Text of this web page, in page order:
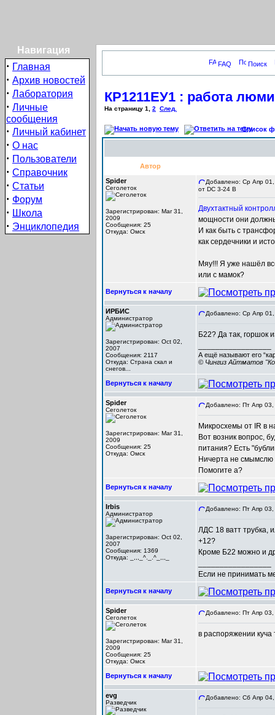
Навигация
· Главная
· Архив новостей
· Лаборатория
· Личные
сообщения
· Личный кабинет
· О нас
· Пользователи
· Справочник
· Статьи
· Форум
· Школа
· Энциклопедия
FAQ Поиск
КР1211ЕУ1 : работа
На страницу 1 2 След.
Список
Автор
Spider
Сеголеток
Зарегистрирован: Mar 31,
2009
Сообщения: 25
Откуда: Омск
Добавлено: Ср Апр
от DC 3-24 В
Двухтактный
мощности они
И как быть с
как сердечники и
Мяу!!! Я уже нашёл
или с мамок?
Вернуться к началу
ИРБИС
Администратор
Зарегистрирован: Oct 02,
2007
Сообщения: 2117
Откуда: Cтрана скал и
снегов...
Добавлено: Ср Апр
Б22? Да так, горшок
А ещё называют его
© Чингиз Айтматов
Вернуться к началу
Spider
Сеголеток
Зарегистрирован: Mar 31,
2009
Сообщения: 25
Откуда: Омск
Добавлено: Пт Апр
Микросхемы от IR в
Вот возник вопрос,
питания? Есть
Ничерта не смымслю
Помогите а?
Вернуться к началу
Irbis
Администратор
Зарегистрирован: Oct 02,
2007
Сообщения: 1369
Откуда: _,,,_^._.^_,,,_
Добавлено: Пт Апр
ЛДС 18 ватт трубка,
+12?
Кроме Б22 можно и
Если не принимать
Вернуться к началу
Spider
Сеголеток
Зарегистрирован: Mar 31,
2009
Сообщения: 25
Откуда: Омск
Добавлено: Пт Апр
в распоряжении куча
Вернуться к началу
evg
Разведчик
Добавлено: Сб Апр